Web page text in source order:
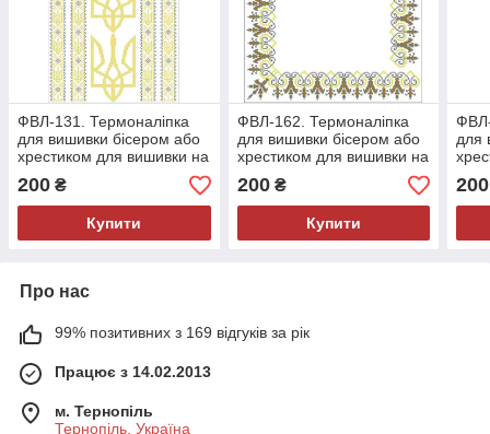
ФВЛ-131. Термоналіпка
для вишивки бісером або
хрестиком для вишивки на
футболках, сумках,
джинсах
200 ₴
Купити
ФВЛ-162. Термоналіпка
для вишивки бісером або
хрестиком для вишивки на
футболках, сумках,
джинсах
200₴
Купити
для
200
Про нас
99% позитивних з 169 відгуків за рік
Працює з 14.02.2013
м. Тернопіль
Тернопіль, Україна